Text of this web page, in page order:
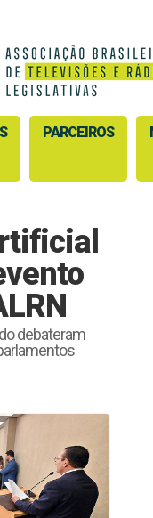
PARCEIROS
debateram